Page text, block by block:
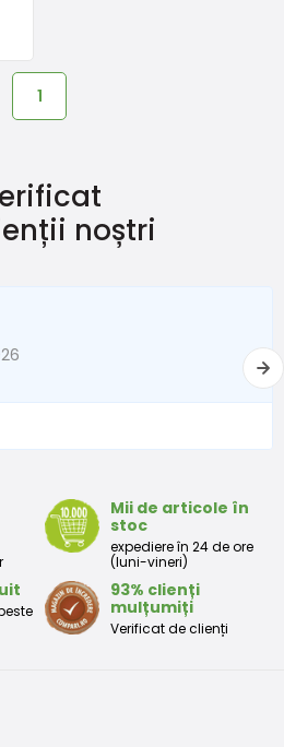
1
noștri
Mii de articole în
stoc
expediere în 24 de ore
(luni-vineri)
93% clienți
mulțumiți
Verificat de clienți